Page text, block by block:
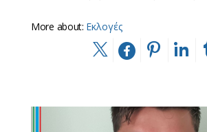
More about: Εκλογές